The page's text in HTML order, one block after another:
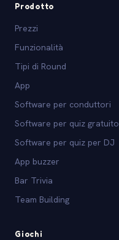
Prodotto
Prezzi
Funzionalità
Tipi di Round
App
Software per conduttori
Software per quiz gratuito
Software per quiz per DJ
App buzzer
Bar Trivia
Team Building
Giochi